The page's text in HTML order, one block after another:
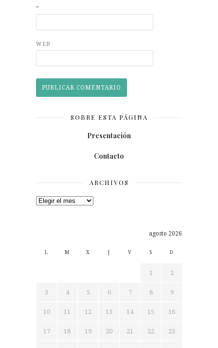
*
WEB
SOBRE ESTA PÁGINA
Presentación
Contacto
ARCHIVOS
Archivos
agosto 2026
L M X J V S D
1 2
3 4 5 6 7 8 9
10 11 12 13 14 15 16
17 18 19 20 21 22 23